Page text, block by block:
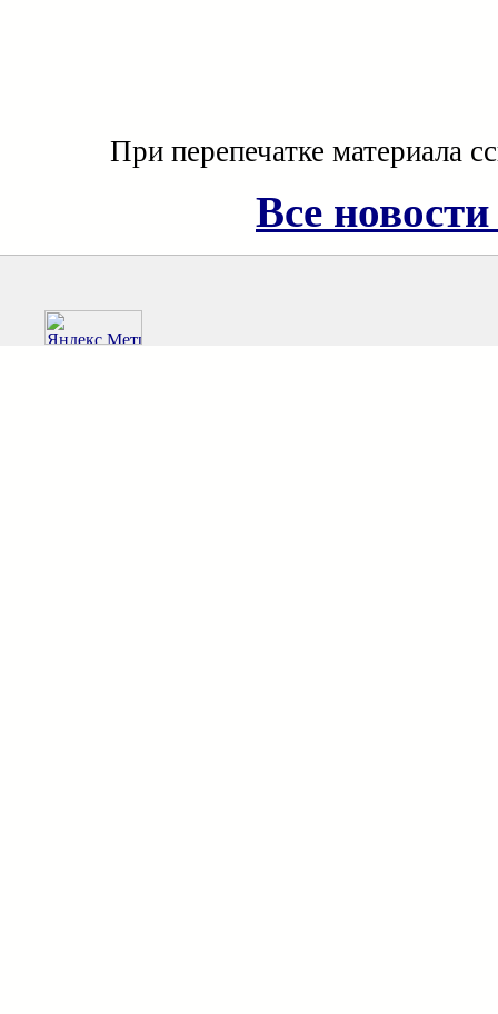
При перепечатке материала
Все